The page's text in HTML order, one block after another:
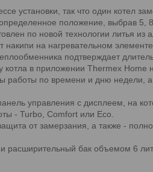
установки, так что один котел
положение, выбрав 5,
по новой технологии литья
накипи на нагревательном
подтверждает
котла в приложении Thermex
работы по времени и дню недели,
управления с дисплеем, на
- Turbo, Comfort или Eco.
от замерзания, а также -
бак объемом 6